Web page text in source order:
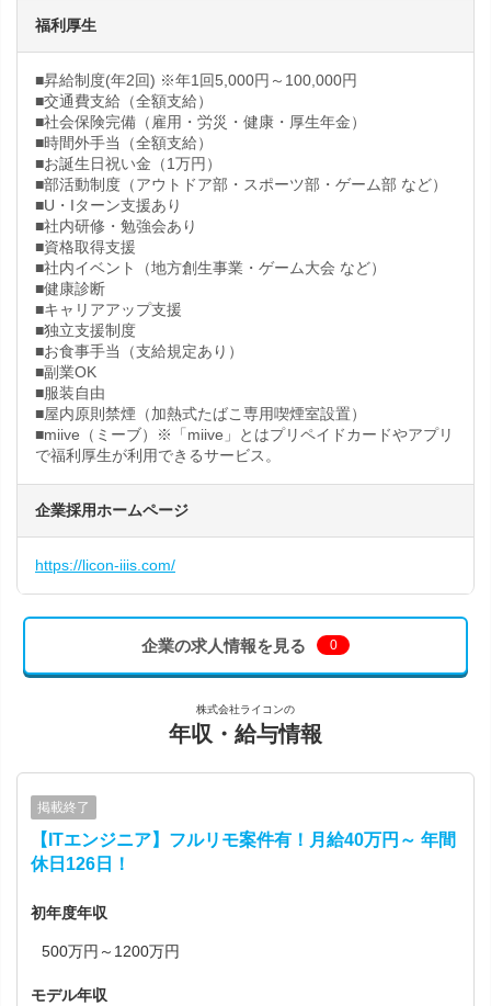
福利厚生
■昇給制度(年2回) ※年1回5,000円～100,000円
■交通費支給（全額支給）
■社会保険完備（雇用・労災・健康・厚生年金）
■時間外手当（全額支給）
■お誕生日祝い金（1万円）
■部活動制度（アウトドア部・スポーツ部・ゲーム部 など）
■U・Iターン支援あり
■社内研修・勉強会あり
■資格取得支援
■社内イベント（地方創生事業・ゲーム大会 など）
■健康診断
■キャリアアップ支援
■独立支援制度
■お食事手当（支給規定あり）
■副業OK
■服装自由
■屋内原則禁煙（加熱式たばこ専用喫煙室設置）
■miive（ミーブ）※「miive」とはプリペイドカードやアプリ
で福利厚生が利用できるサービス。
企業採用ホームページ
https://licon-iiis.com/
企業の求人情報を見る 0
株式会社ライコンの
年収・給与情報
掲載終了
【ITエンジニア】フルリモ案件有！月給40万円～ 年間
休日126日！
初年度年収
500万円～1200万円
モデル年収